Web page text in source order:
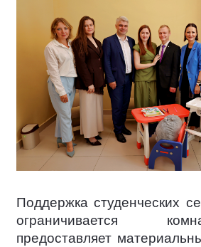
Поддержка студенческих
ограничивается
предоставляет